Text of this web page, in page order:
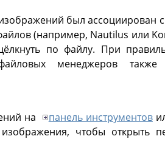
был ассоциирован с
(например, Nautilus или
по файлу. При
менеджеров также
на панель инструментов
чтобы открыть